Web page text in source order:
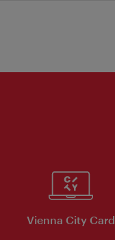
Vienna City Card